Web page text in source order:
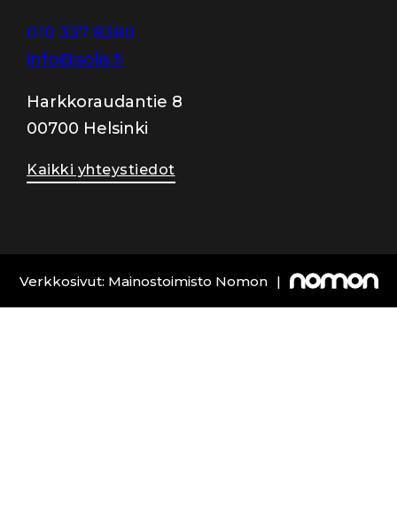
010 337 8380
info@solis.fi
Harkkoraudantie 8
00700 Helsinki
Kaikki yhteystiedot
Verkkosivut: Mainostoimisto Nomon |